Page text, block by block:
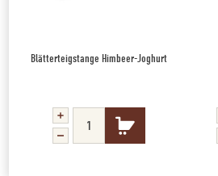
Blätterteigstange Himbeer-Joghurt